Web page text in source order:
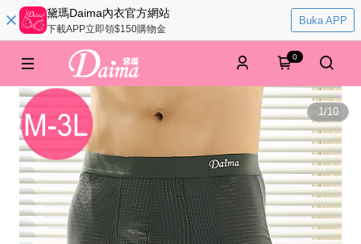
黛瑪Daima內衣官方網站
下載APP立即領$150購物金
Buka APP
0
1/10